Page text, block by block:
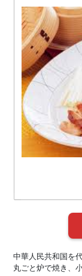
中華人民共和国を
丸ごと炉で焼き、